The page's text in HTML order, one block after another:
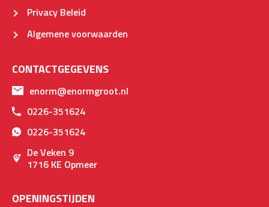
Privacy Beleid
Algemene voorwaarden
CONTACTGEGEVENS
enorm@enormgroot.nl
0226-351624
0226-351624
De Veken 9
1716 KE Opmeer
OPENINGSTIJDEN